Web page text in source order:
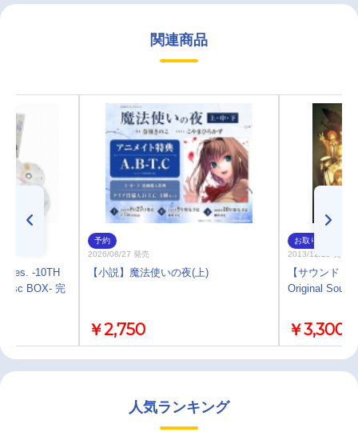
関連商品
Fes. -10TH
BOX- 完
予約
2026/08/27 発売
【小説】魔法使いの夜(上)
￥2,750
お取り寄せ
2013/12/29 発売
【サウンドト
Original
￥3,300
人気ランキング